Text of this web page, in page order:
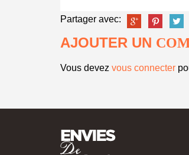
Partager avec:
AJOUTER UN
Vous devez vous connecter